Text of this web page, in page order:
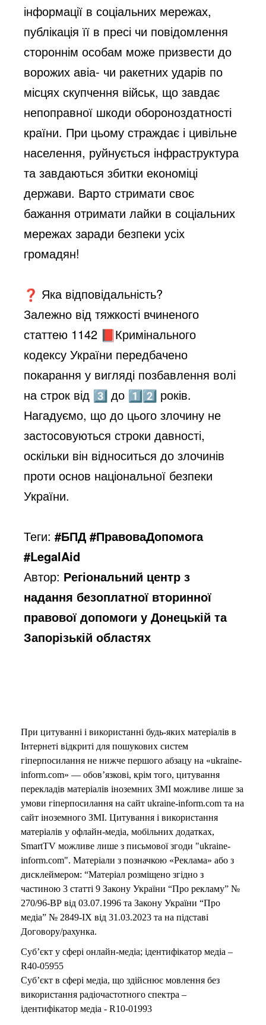
інформації в соціальних мережах,
публікація її в пресі чи повідомлення
стороннім особам може призвести до
ворожих авіа- чи ракетних ударів по
місцях скупчення військ, що завдає
непоправної шкоди обороноздатності
країни. При цьому страждає і цивільне
населення, руйнується інфраструктура
та завдаються збитки економіці
держави. Варто стримати своє
бажання отримати лайки в соціальних
мережах заради безпеки усіх
громадян!
Яка відповідальність?
Залежно від тяжкості вчиненого
статтею 1142
Кримінального
кодексу України передбачено
покарання у вигляді позбавлення волі
на строк від
до
років.
Нагадуємо, що до цього злочину не
застосовуються строки давності,
оскільки він відноситься до злочинів
проти основ національної безпеки
України.
Теги:#БПД #ПравоваДопомога
#LegalAid
Автор: Регіональний центр з
надання безоплатної вторинної
правової допомоги у Донецькій та
Запорізькій областях
При цитуванні і використанні будь-яких матеріалів в
Інтернеті відкриті для пошукових систем
гіперпосилання не нижче першого абзацу на «ukraine-
inform.com» — обов’язкові, крім того, цитування
перекладів матеріалів іноземних ЗМІ можливе лише за
умови гіперпосилання на сайт ukraine-inform.com та на
сайт іноземного ЗМІ. Цитування і використання
матеріалів у офлайн-медіа, мобільних додатках,
SmartTV можливе лише з письмової згоди "ukraine-
inform.com". Матеріали з позначкою «Реклама» або з
дисклеймером: “Матеріал розміщено згідно з
частиною 3 статті 9 Закону України “Про рекламу” №
270/96-ВР від 03.07.1996 та Закону України “Про
медіа” № 2849-IX від 31.03.2023 та на підставі
Договору/рахунка.
Суб’єкт у сфері онлайн-медіа; ідентифікатор медіа –
R40-05955
Суб’єкт в сфері медіа, що здійснює мовлення без
використання радіочастотного спектра –
ідентифікатор медіа - R10-01993